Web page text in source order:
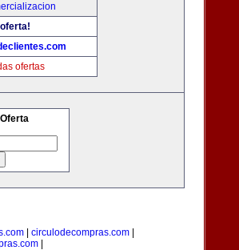
ofertas
circulodecompras.com